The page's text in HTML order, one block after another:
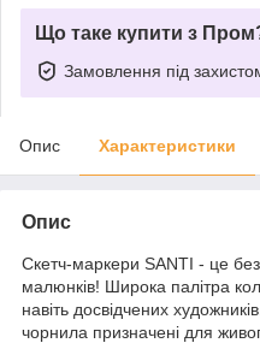
Що таке купити з
Замовлення під
Опис Характеристики
Опис
Скетч-маркери SANTI - це
малюнків! Широка палітра
навіть досвідчених
чорнила призначені для